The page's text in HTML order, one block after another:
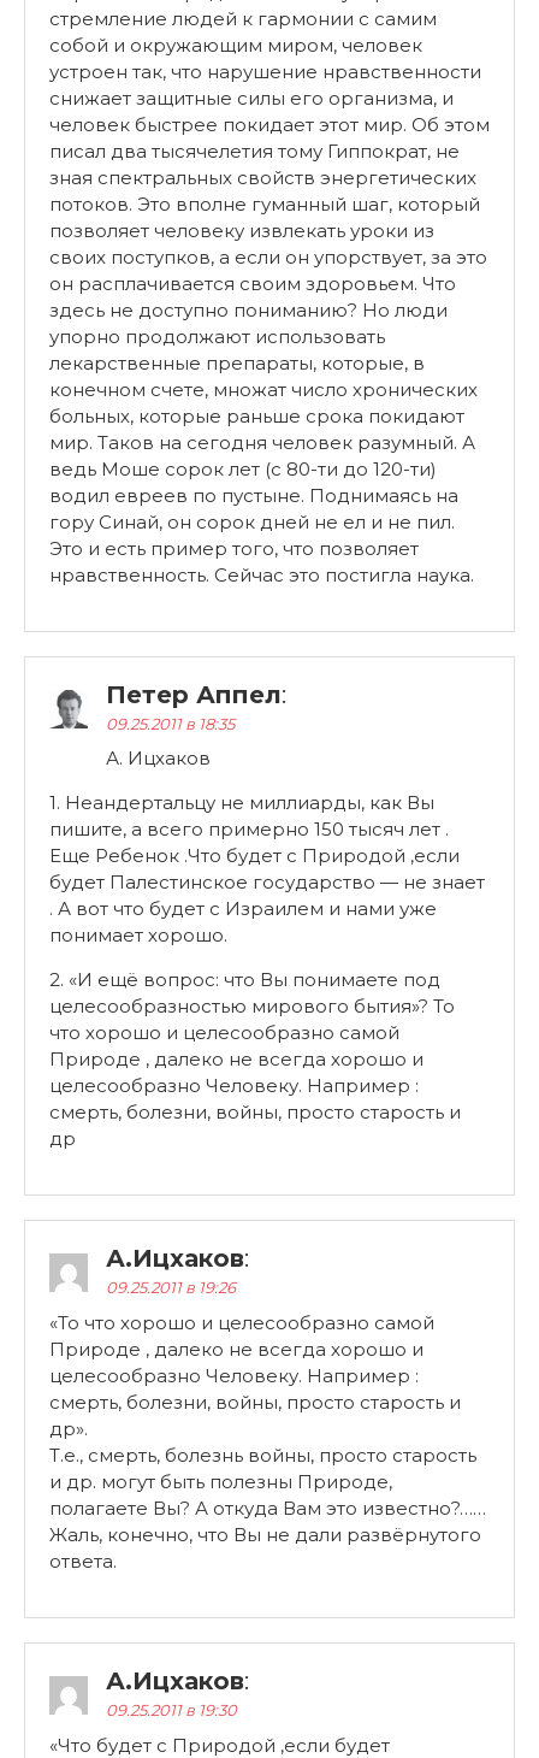
стремление людей к гармонии с самим
собой и окружающим миром, человек
устроен так, что нарушение нравственности
снижает защитные силы его организма, и
человек быстрее покидает этот мир. Об этом
писал два тысячелетия тому Гиппократ, не
зная спектральных свойств энергетических
потоков. Это вполне гуманный шаг, который
позволяет человеку извлекать уроки из
своих поступков, а если он упорствует, за это
он расплачивается своим здоровьем. Что
здесь не доступно пониманию? Но люди
упорно продолжают использовать
лекарственные препараты, которые, в
конечном счете, множат число хронических
больных, которые раньше срока покидают
мир. Таков на сегодня человек разумный. А
ведь Моше сорок лет (с 80-ти до 120-ти)
водил евреев по пустыне. Поднимаясь на
гору Синай, он сорок дней не ел и не пил.
Это и есть пример того, что позволяет
нравственность. Сейчас это постигла наука.
Петер Аппел:
09.25.2011 в 18:35
А. Ицхаков
1. Неандертальцу не миллиарды, как Вы
пишите, а всего примерно 150 тысяч лет .
Еще Ребенок .Что будет с Природой ,если
будет Палестинское государство — не знает
. А вот что будет с Израилем и нами уже
понимает хорошо.
2. «И ещё вопрос: что Вы понимаете под
целесообразностью мирового бытия»? То
что хорошо и целесообразно самой
Природе , далеко не всегда хорошо и
целесообразно Человеку. Например :
смерть, болезни, войны, просто старость и
др
А.Ицхаков:
09.25.2011 в 19:26
«То что хорошо и целесообразно самой
Природе , далеко не всегда хорошо и
целесообразно Человеку. Например :
смерть, болезни, войны, просто старость и
др».
Т.е., смерть, болезнь войны, просто старость
и др. могут быть полезны Природе,
полагаете Вы? А откуда Вам это известно?……
Жаль, конечно, что Вы не дали развёрнутого
ответа.
А.Ицхаков:
09.25.2011 в 19:30
«Что будет с Природой ,если будет